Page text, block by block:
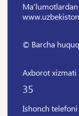
© Barcha
Axborot xizmati
35
Ishonch telefoni